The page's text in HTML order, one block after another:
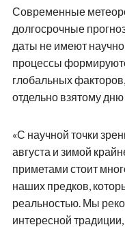
Современные
долгосрочные
даты не имеют
процессы
глобальных
отдельно взятому дню
«С научной точки
августа и зимой
приметами стоит
наших предков,
реальностью. Мы
интересной